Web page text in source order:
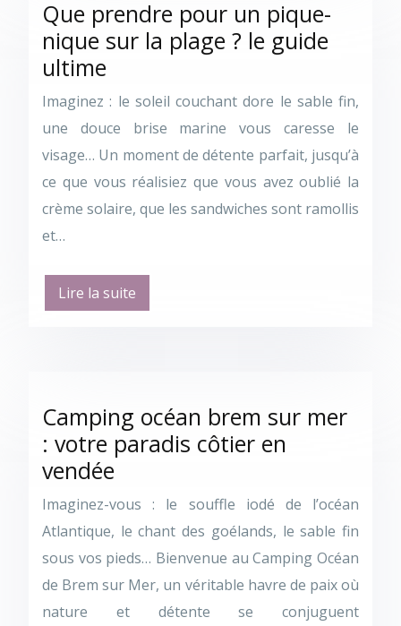
Que prendre pour un pique-
nique sur la plage ? le guide
ultime
Imaginez : le soleil couchant dore le sable fin,
une douce brise marine vous caresse le
visage… Un moment de détente parfait, jusqu’à
ce que vous réalisiez que vous avez oublié la
crème solaire, que les sandwiches sont ramollis
et…
Lire la suite
Camping océan brem sur mer
: votre paradis côtier en
vendée
Imaginez-vous : le souffle iodé de l’océan
Atlantique, le chant des goélands, le sable fin
sous vos pieds… Bienvenue au Camping Océan
de Brem sur Mer, un véritable havre de paix où
nature et détente se conjuguent